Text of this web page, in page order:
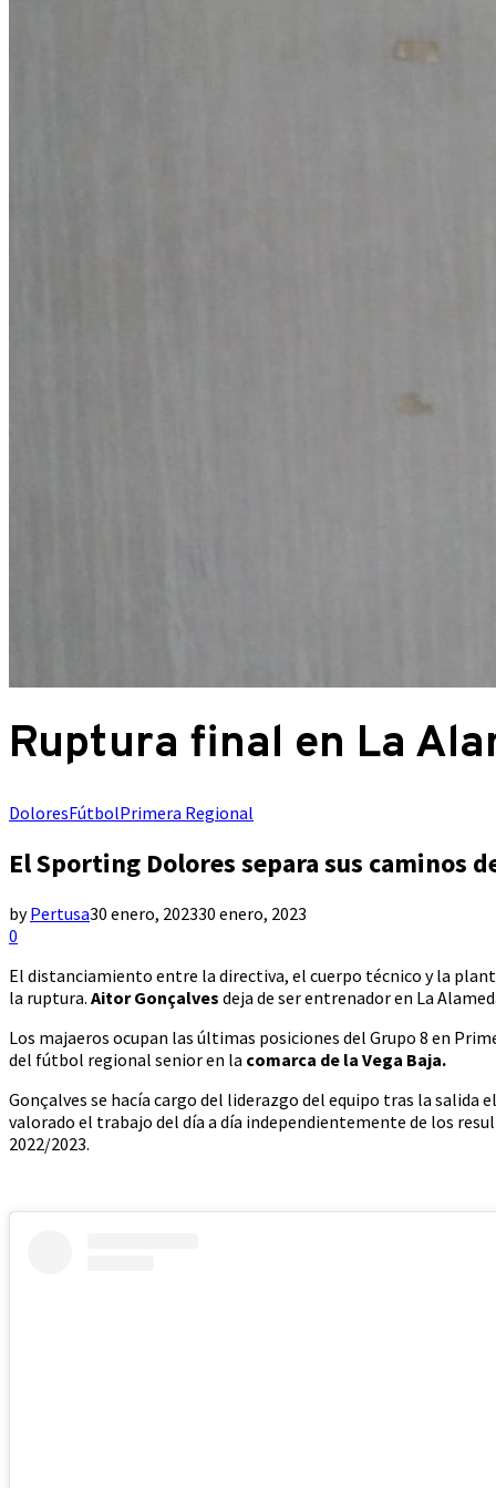
Ruptura final en La
DoloresFútbolPrimera Regional
El Sporting Dolores separa sus caminos
byPertusa30 enero, 202330 enero, 2023
0
El distanciamiento entre la directiva, el cuerpo técnico y la
la ruptura. Aitor Gonçalves deja de ser entrenador en La
Los majaeros ocupan las últimas posiciones del Grupo 8 en
del fútbol regional senior en la comarca de la Vega Baja.
Gonçalves se hacía cargo del liderazgo del equipo tras la salida
valorado el trabajo del día a día independientemente de los
2022/2023.